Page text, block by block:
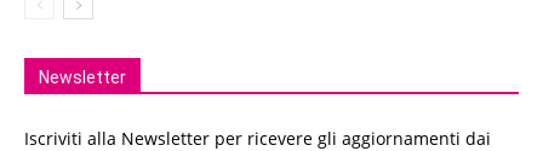
Newsletter
Iscriviti alla Newsletter per ricevere gli aggiornamenti dai